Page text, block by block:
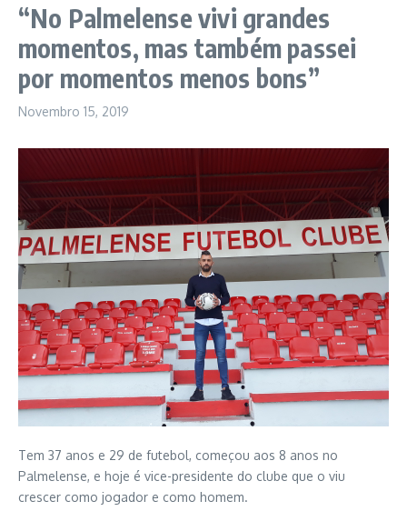
“No Palmelense vivi grandes
momentos, mas também passei
por momentos menos bons”
Novembro 15, 2019
Tem 37 anos e 29 de futebol, começou aos 8 anos no
Palmelense, e hoje é vice-presidente do clube que o viu
crescer como jogador e como homem.